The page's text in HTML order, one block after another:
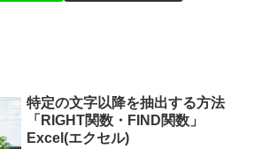
特定の文字以降を抽出する方法
「RIGHT関数・FIND関数」
Excel(エクセル)